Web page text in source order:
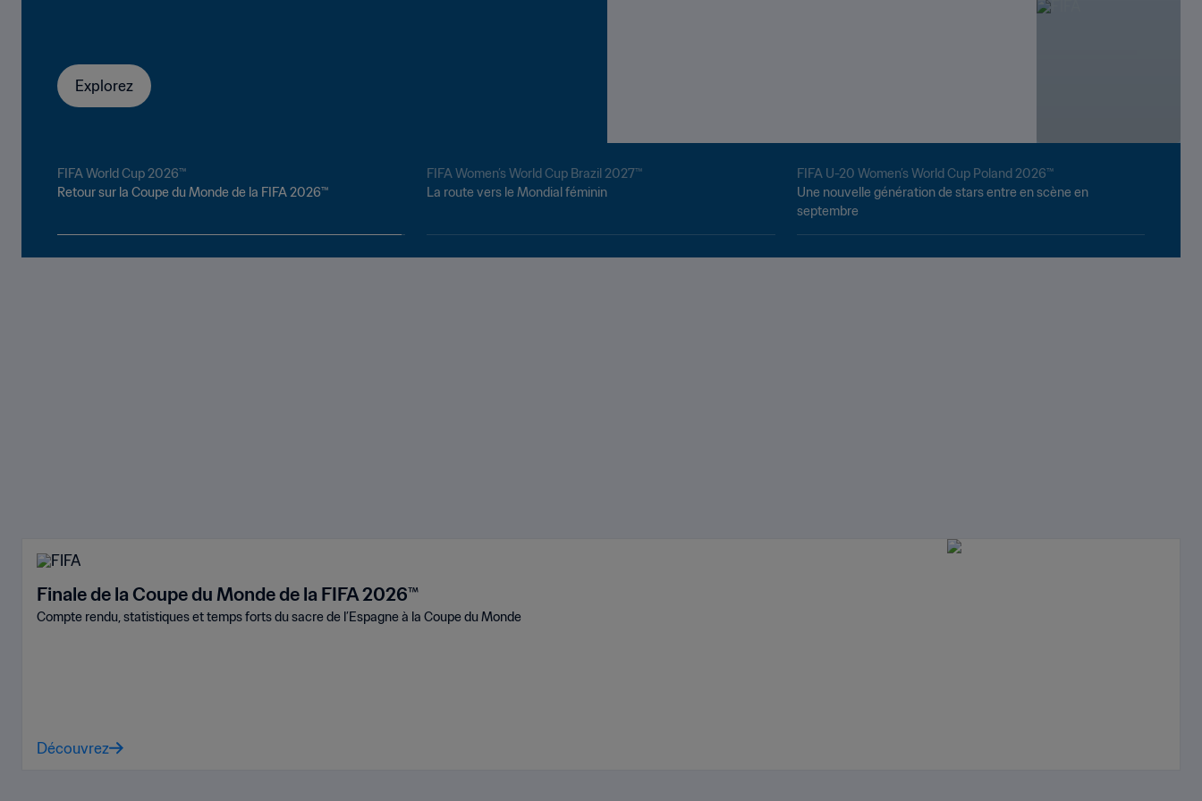
Explorez
24 juin - 25 juillet 2027
FIFA World Cup 2026™
Retour sur la Coupe du Monde de la FIFA 2026™
FIFA Women’s World Cup Brazil 2027™
La route vers le Mondial féminin
FIFA U-20 Women’s World Cup Poland 2026™
Une nouvelle génération de stars entre en scène en
septembre
Finale de la Coupe du Monde de la FIFA 2026™
Compte rendu, statistiques et temps forts du sacre de l’Espagne à la Coupe du Monde
Découvrez